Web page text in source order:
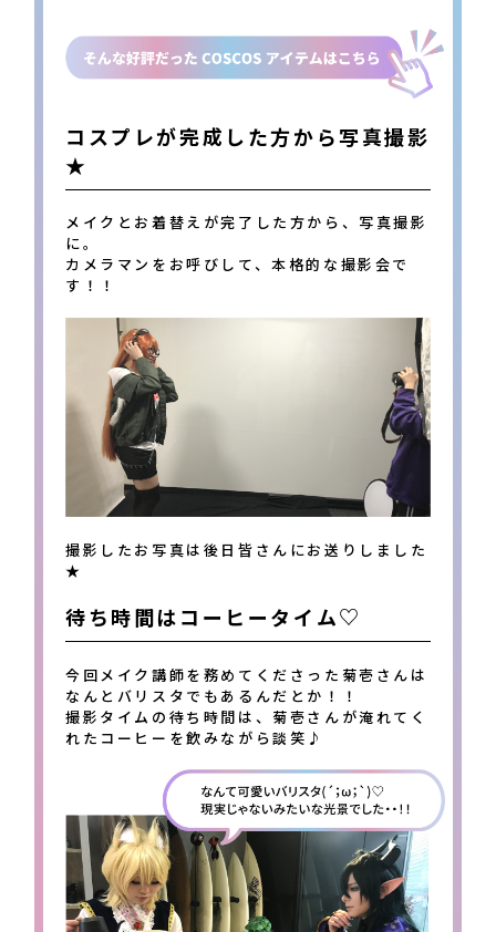
コスプレが完成した方から写真撮影
★
メイクとお着替えが完了した方から、写真撮影
に。
カメラマンをお呼びして、本格的な撮影会で
す！！
撮影したお写真は後日皆さんにお送りしました
★
待ち時間はコーヒータイム♡
今回メイク講師を務めてくださった菊壱さんは
なんとバリスタでもあるんだとか！！
撮影タイムの待ち時間は、菊壱さんが淹れてく
れたコーヒーを飲みながら談笑♪